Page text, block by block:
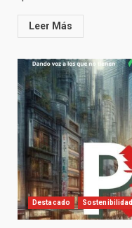
Leer Más
Destacado Sostenibilidad